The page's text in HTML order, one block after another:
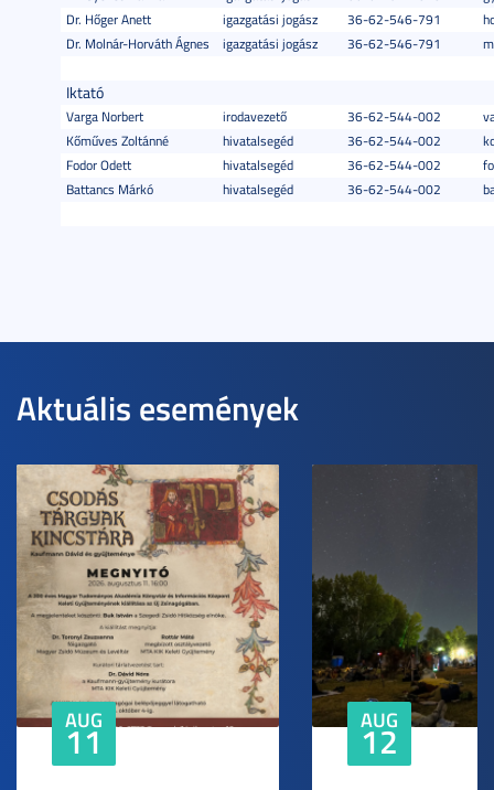
Dr. Hőger Anett
igazgatási jogász 36-62-546-791
Dr. Molnár-Horváth Ágnes
igazgatási jogász 36-62-546-791
Iktató
Varga Norbert irodavezető 36-62-544-002
Kőműves Zoltánné
hivatalsegéd 36-62-544-002
Fodor Odett
hivatalsegéd 36-62-544-002
Battancs Márkó
hivatalsegéd 36-62-544-002
Aktuális események
AUG
11 AUG
12